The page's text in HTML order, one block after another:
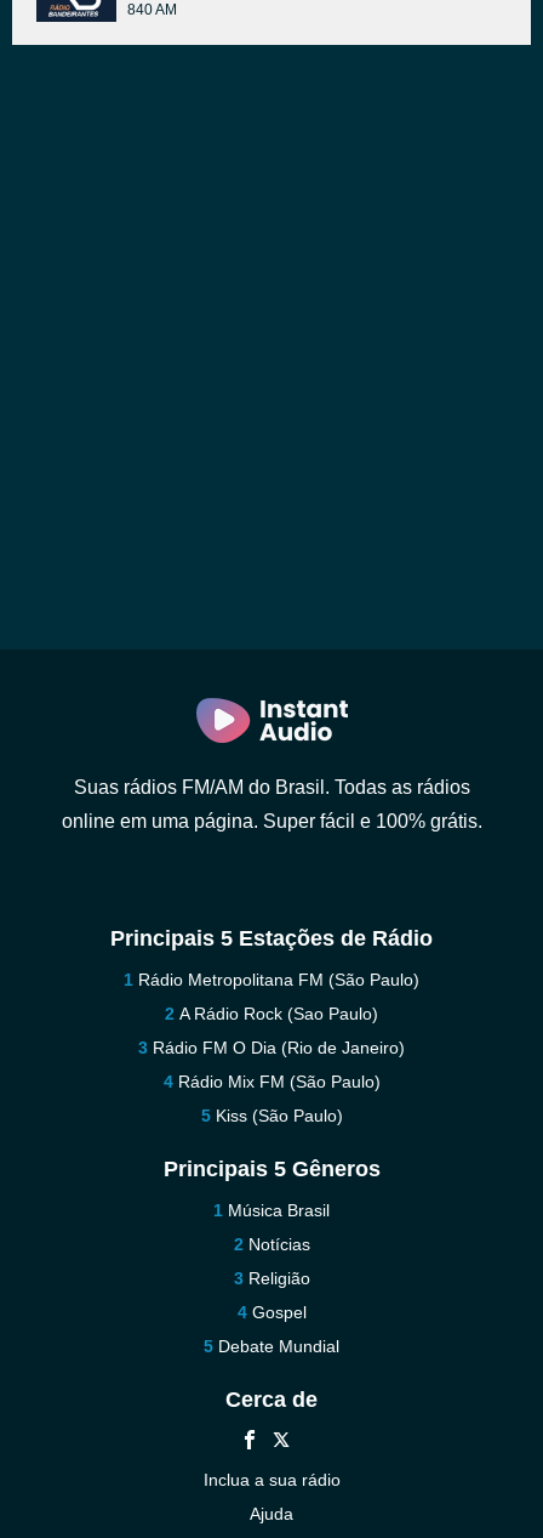
840 AM
Suas rádios FM/AM do Brasil. Todas as rádios
online em uma página. Super fácil e 100% grátis.
Principais 5 Estações de Rádio
Rádio Metropolitana FM (São Paulo)
A Rádio Rock (Sao Paulo)
Rádio FM O Dia (Rio de Janeiro)
Rádio Mix FM (São Paulo)
Kiss (São Paulo)
Principais 5 Gêneros
Música Brasil
Notícias
Religião
Gospel
Debate Mundial
Cerca de
Inclua a sua rádio
Ajuda